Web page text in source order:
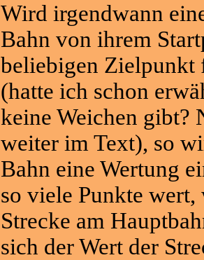
Wird irgendwann
Bahn von ihrem
beliebigen Zielpunkt
(hatte ich schon
keine Weichen gibt?
weiter im Text), so
Bahn eine Wertung
so viele Punkte
Strecke am
sich der Wert der